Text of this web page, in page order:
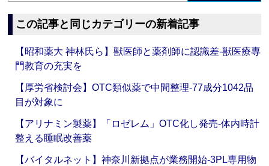
この記事と同じカテゴリーの新着記事
【昭和薬大 神林氏ら】獣医師と薬剤師に認識差‐獣医療専
門教育の充実を
【厚労省検討会】OTC類似薬で中間整理‐77成分1042品
目が対象に
【アリナミン製薬】「ロゼレム」OTC化し発売‐体内時計
整える睡眠改善薬
【バイタルネット】神奈川新拠点が業務開始‐3PL専用物